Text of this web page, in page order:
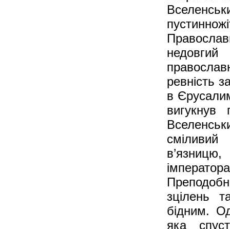
ревність
в
зцілень
бідним.
яка